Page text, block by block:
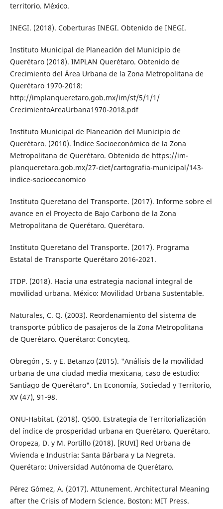
territorio. México.
INEGI. (2018). Coberturas INEGI. Obtenido de INEGI.
Instituto Municipal de Planeación del Munici­pio de
Querétaro (2018). IMPLAN Querétaro. Obtenido de
Crecimiento del Área Urbana de la Zona Metropolitana de
Querétaro 1970-2018:
http://implanqueretaro.gob.mx/im/st/5/1/1/
CrecimientoAreaUrba­na1970-2018.pdf
Instituto Municipal de Planeación del Mu­nicipio de
Querétaro. (2010). Índice Socioeconómico de la Zona
Metropolitana de Querétaro. Obtenido de https://im­
planqueretaro.gob.mx/27-ciet/cartogra­fia-municipal/143-
indice-socioeconomico
Instituto Queretano del Transporte. (2017). In­forme sobre el
avance en el Proyecto de Bajo Carbono de la Zona
Metropolitana de Querétaro. Querétaro.
Instituto Queretano del Transporte. (2017). Programa
Estatal de Transporte Querétaro 2016-2021.
ITDP. (2018). Hacia una estrategia nacional integral de
movilidad urbana. México: Movilidad Urbana Sustentable.
Naturales, C. Q. (2003). Reordenamiento del sistema de
transporte público de pasaje­ros de la Zona Metropolitana
de Queréta­ro. Querétaro: Concyteq.
Obregón , S. y E. Betanzo (2015). "Análisis de la movilidad
urbana de una ciudad media mexicana, caso de estudio:
Santiago de Querétaro". En Economía, Sociedad y Terri­torio,
XV (47), 91-98.
ONU-Habitat. (2018). Q500. Estrategia de Te­rritorialización
del índice de prosperidad urbana en Querétaro. Querétaro.
Oropeza, D. y M. Portillo (2018). [RUVI] Red Urbana de
Vivienda e Industria: Santa Bárbara y La Negreta.
Querétaro: Univer­sidad Autónoma de Querétaro.
Pérez Gómez, A. (2017). Attunement. Architec­tural Meaning
after the Crisis of Modern Science. Boston: MIT Press.